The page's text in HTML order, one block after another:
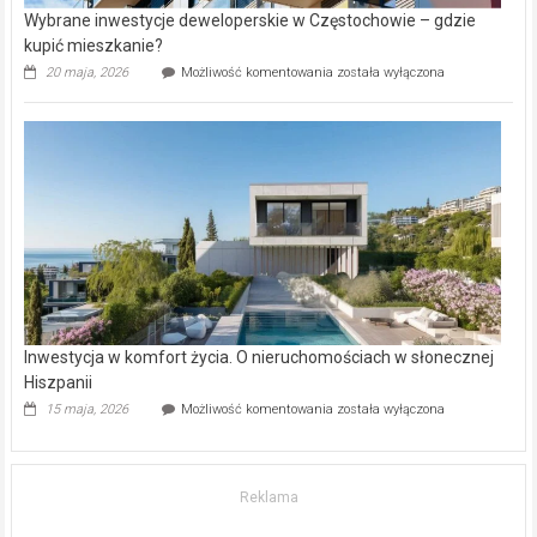
Inwestycja w komfort życia. O nieruchomościach w słonecznej
Hiszpanii
15 maja, 2026 Możliwość komentowaniaInwestycja
w komfort
Hiszpanii
została wyłączona
Reklama